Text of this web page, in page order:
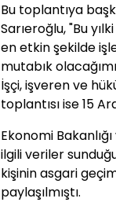
Bu toplantıya
Sarıeroğlu, "Bu
en etkin şekilde
mutabık
İşçi, işveren ve
toplantısı ise 15
Ekonomi
ilgili veriler
kişinin asgari
paylaşılmıştı.